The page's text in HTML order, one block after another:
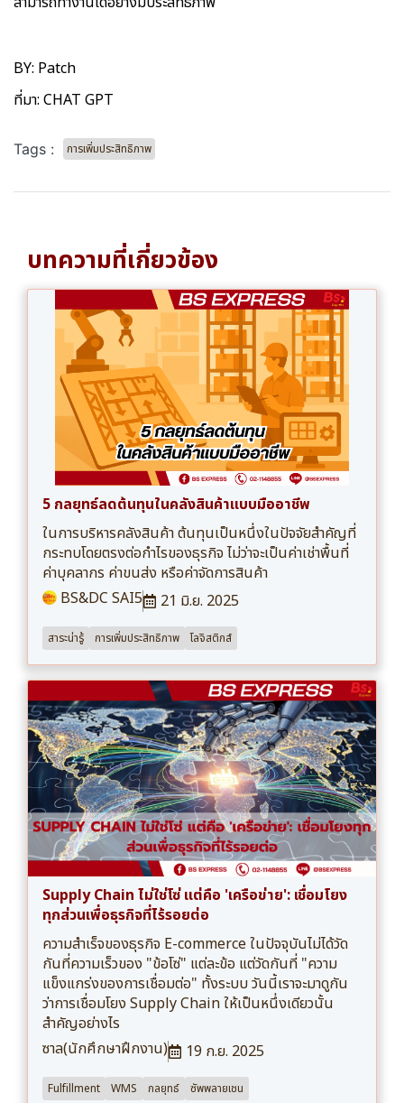
BY: Patch
ที่มา: CHAT GPT
Tags : การเพิ่มประสิทธิภาพ
บทความที่เกี่ยวข้อง
5 กลยุทธ์ลดต้นทุนในคลังสินค้าแบบมืออาชีพ
ในการบริหารคลังสินค้า ต้นทุนเป็นหนึ่งในปัจจัยสำคัญที่
กระทบโดยตรงต่อกำไรของธุรกิจ ไม่ว่าจะเป็นค่าเช่าพื้นที่
ค่าบุคลากร ค่าขนส่ง หรือค่าจัดการสินค้า
BS&DC SAI5
21 มิ.ย. 2025
สาระน่ารู้ การเพิ่มประสิทธิภาพ โลจิสติกส์
Supply Chain ไม่ใช่โซ่ แต่คือ 'เครือข่าย': เชื่อมโยง
ทุกส่วนเพื่อธุรกิจที่ไร้รอยต่อ
ความสำเร็จของธุรกิจ E-commerce ในปัจจุบันไม่ได้วัด
กันที่ความเร็วของ "ข้อโซ่" แต่ละข้อ แต่วัดกันที่ "ความ
แข็งแกร่งของการเชื่อมต่อ" ทั้งระบบ วันนี้เราจะมาดูกัน
ว่าการเชื่อมโยง Supply Chain ให้เป็นหนึ่งเดียวนั้น
สำคัญอย่างไร
ซาล(นักศึกษาฝึกงาน)
19 ก.ย. 2025
Fulfillment WMS กลยุทธ์ ซัพพลายเชน